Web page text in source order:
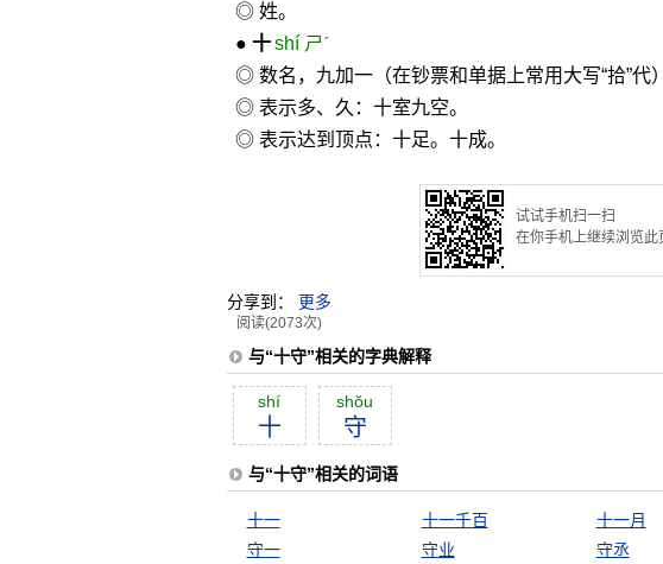
◎ 姓。
● 十 shí ㄕˊ
◎ 数名，九加一（在钞票和单据上常用大写“拾”代
◎ 表示多、久：十室九空。
◎ 表示达到顶点：十足。十成。
试试手机扫一扫
在你手机上继续浏览此
分享到： 更多
阅读(2073次)
与“十守”相关的字典解释
shí
十
shŏu
守
与“十守”相关的词语
十一 十一千百 十一月
守一
守业 守丞